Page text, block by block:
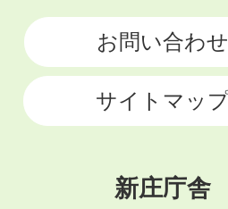
お問い合わせ
サイトマッ
新庄庁舎